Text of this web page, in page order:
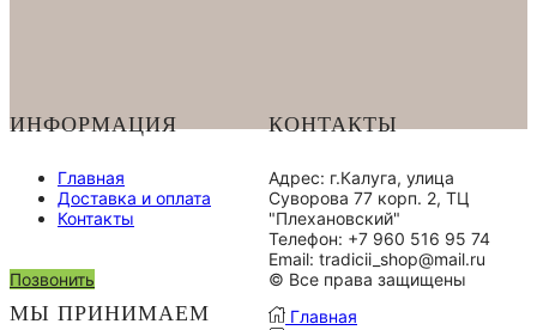
ИНФОРМАЦИЯ
Главная
Доставка и оплата
Контакты
КОНТАКТЫ
Адрес: г.Калуга, улица
Суворова 77 корп. 2, ТЦ
"Плехановский"
Телефон: +7 960 516 95 74
Email: tradicii_shop@mail.ru
Позвонить
МЫ ПРИНИМАЕМ
© Все права защищены
Главная